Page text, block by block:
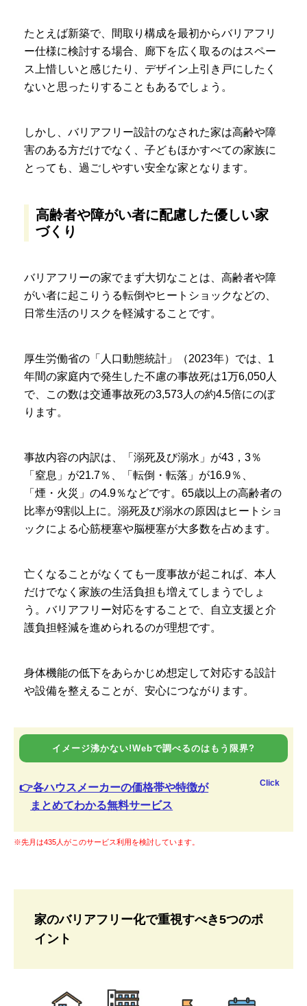
たとえば新築で、間取り構成を最初からバリアフリ
ー仕様に検討する場合、廊下を広く取るのはスペー
ス上惜しいと感じたり、デザイン上引き戸にしたく
ないと思ったりすることもあるでしょう。
しかし、バリアフリー設計のなされた家は高齢や障
害のある方だけでなく、子どもほかすべての家族に
とっても、過ごしやすい安全な家となります。
高齢者や障がい者に配慮した優しい家
づくり
バリアフリーの家でまず大切なことは、高齢者や障
がい者に起こりうる転倒やヒートショックなどの、
日常生活のリスクを軽減することです。
厚生労働省の「人口動態統計」（2023年）では、1
年間の家庭内で発生した不慮の事故死は1万6,050人
で、この数は交通事故死の3,573人の約4.5倍にのぼ
ります。
事故内容の内訳は、「溺死及び溺水」が43，3％
「窒息」が21.7％、「転倒・転落」が16.9％、
「煙・火災」の4.9％などです。65歳以上の高齢者の
比率が9割以上に。溺死及び溺水の原因はヒートショ
ックによる心筋梗塞や脳梗塞が大多数を占めます。
亡くなることがなくても一度事故が起これば、本人
だけでなく家族の生活負担も増えてしまうでしょ
う。バリアフリー対応をすることで、自立支援と介
護負担軽減を進められるのが理想です。
身体機能の低下をあらかじめ想定して対応する設計
や設備を整えることが、安心につながります。
イメージ沸かない!Webで調べるのはもう限界?
👉各ハウスメーカーの価格帯や特徴が
まとめてわかる無料サービス
Click
※先月は435人がこのサービス利用を検討しています。
家のバリアフリー化で重視すべき5つのポ
イント